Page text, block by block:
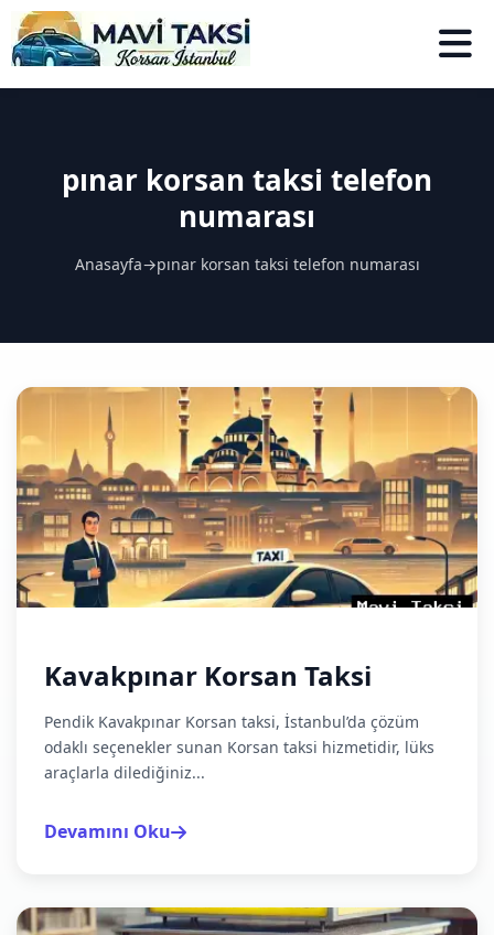
pınar korsan taksi telefon
numarası
Anasayfa→pınar korsan taksi telefon numarası
Kavakpınar Korsan Taksi
Pendik Kavakpınar Korsan taksi, İstanbul’da çözüm
odaklı seçenekler sunan Korsan taksi hizmetidir, lüks
araçlarla dilediğiniz...
Devamını Oku